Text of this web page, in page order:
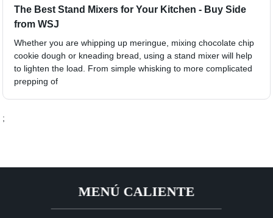
The Best Stand Mixers for Your Kitchen - Buy Side
from WSJ
Whether you are whipping up meringue, mixing chocolate chip
cookie dough or kneading bread, using a stand mixer will help
to lighten the load. From simple whisking to more complicated
prepping of
;
MENÚ CALIENTE